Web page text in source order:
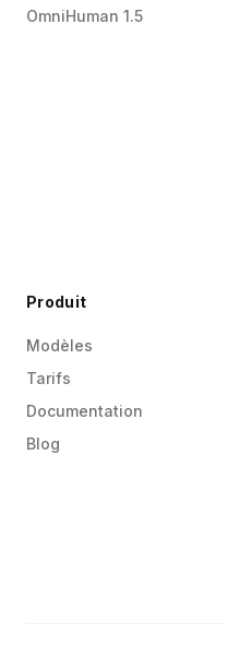
OmniHuman 1.5
Produit
Modèles
Tarifs
Documentation
Blog